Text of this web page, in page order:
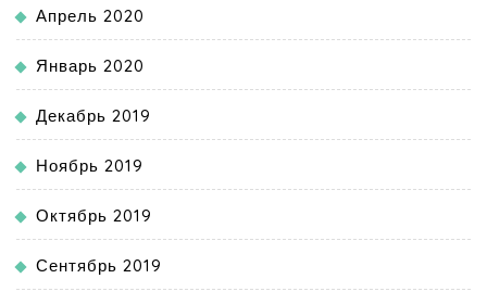
Апрель 2020
Январь 2020
Декабрь 2019
Ноябрь 2019
Октябрь 2019
Сентябрь 2019